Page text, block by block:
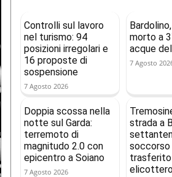
Controlli sul lavoro
nel turismo: 94
posizioni irregolari e
16 proposte di
sospensione
7 Agosto 2026
morto a
acque
7 Agosto
Doppia scossa nella
notte sul Garda:
terremoto di
magnitudo 2.0 con
epicentro a Soiano
7 Agosto 2026
strada a
soccorso
trasferito